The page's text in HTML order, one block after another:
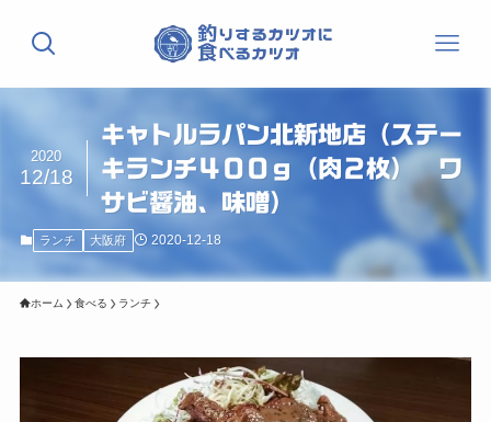
キャトルラパン北新地店（ステー
キランチ４００ｇ（肉２枚） ワ
サビ醤油、味噌）
2020
12/18
ランチ 大阪府 2020-12-18
ホーム 食べる ランチ